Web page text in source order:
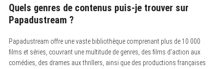
Quels genres de contenus puis-je trouver sur
Papadustream ?
Papadustream offre une vaste bibliothèque comprenant plus de 10 000
films et séries, couvrant une multitude de genres, des films d’action aux
comédies, des drames aux thrillers, ainsi que des productions françaises